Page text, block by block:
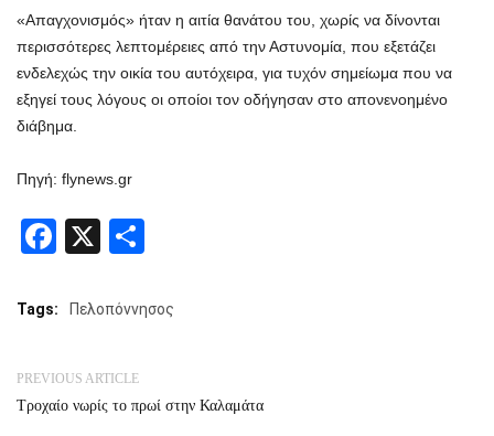
«Απαγχονισμός» ήταν η αιτία θανάτου του, χωρίς να δίνονται
περισσότερες λεπτομέρειες από την Αστυνομία, που εξετάζει
ενδελεχώς την οικία του αυτόχειρα, για τυχόν σημείωμα που να
εξηγεί τους λόγους οι οποίοι τον οδήγησαν στο απονενοημένο
διάβημα.
Πηγή: flynews.gr
Facebook
X
Tags: Πελοπόννησος
PREVIOUS ARTICLE
Τροχαίο νωρίς το πρωί στην Καλαμάτα